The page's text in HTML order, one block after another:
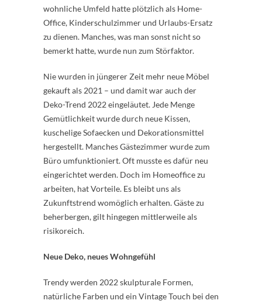
wohnliche Umfeld hatte plötzlich als Home-
Office, Kinderschulzimmer und Urlaubs-Ersatz
zu dienen. Manches, was man sonst nicht so
bemerkt hatte, wurde nun zum Störfaktor.
Nie wurden in jüngerer Zeit mehr neue Möbel
gekauft als 2021 – und damit war auch der
Deko-Trend 2022 eingeläutet. Jede Menge
Gemütlichkeit wurde durch neue Kissen,
kuschelige Sofaecken und Dekorationsmittel
hergestellt. Manches Gästezimmer wurde zum
Büro umfunktioniert. Oft musste es dafür neu
eingerichtet werden. Doch im Homeoffice zu
arbeiten, hat Vorteile. Es bleibt uns als
Zukunftstrend womöglich erhalten. Gäste zu
beherbergen, gilt hingegen mittlerweile als
risikoreich.
Neue Deko, neues Wohngefühl
Trendy werden 2022 skulpturale Formen,
natürliche Farben und ein Vintage Touch bei den